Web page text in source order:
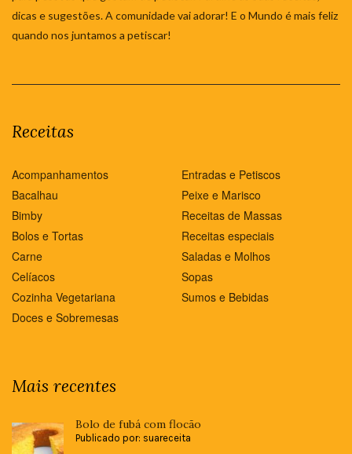
dicas e sugestões. A comunidade vai adorar! E o Mundo é mais feliz
quando nos juntamos a petiscar!
Receitas
Acompanhamentos
Bacalhau
Bimby
Bolos e Tortas
Carne
Celíacos
Cozinha Vegetariana
Doces e Sobremesas
Entradas e Petiscos
Peixe e Marisco
Receitas de Massas
Receitas especiais
Saladas e Molhos
Sopas
Sumos e Bebidas
Mais recentes
Bolo de fubá com flocão
Publicado por: suareceita